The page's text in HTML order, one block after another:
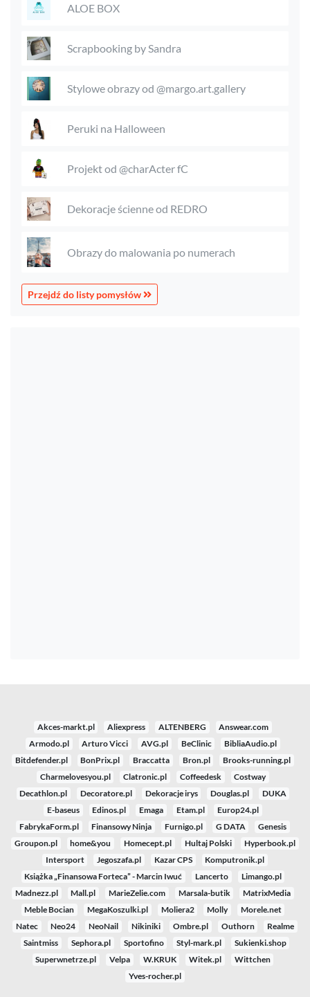
ALOE BOX
Scrapbooking by Sandra
Stylowe obrazy od @margo.art.gallery
Peruki na Halloween
Projekt od @charActer fC
Dekoracje ścienne od REDRO
Obrazy do malowania po numerach
Przejdź do listy pomysłów
Akces-markt.pl Aliexpress ALTENBERG
Answear.com
Armodo.pl
Arturo Vicci AVG.pl BeClinic
BibliaAudio.pl
Bitdefender.pl
BonPrix.pl Braccatta Bron.pl
Brooks-running.pl
Charmelovesyou.pl
Clatronic.pl Coffeedesk
Costway
Decathlon.pl
Decoratore.pl Dekoracje irys Douglas.pl
DUKA
E-baseus
Edinos.pl Emaga Etam.pl
Europ24.pl
FabrykaForm.pl
Finansowy Ninja Furnigo.pl G DATA
Genesis
Groupon.pl
home&you Homecept.pl Hultaj Polski
Hyperbook.pl
Intersport
Jegoszafa.pl Kazar CPS
Komputronik.pl
Książka „Finansowa Forteca” - Marcin Iwuć
Lancerto
Limango.pl
Madnezz.pl
Mall.pl MarieZelie.com Marsala-butik
MatrixMedia
Meble Bocian
MegaKoszulki.pl Moliera2 Molly
Morele.net
Natec
Neo24 NeoNail Nikiniki Ombre.pl Outhorn
Realme
Saintmiss
Sephora.pl Sportofino Styl-mark.pl
Sukienki.shop
Superwnetrze.pl
Velpa W.KRUK Witek.pl
Wittchen
Yves-rocher.pl